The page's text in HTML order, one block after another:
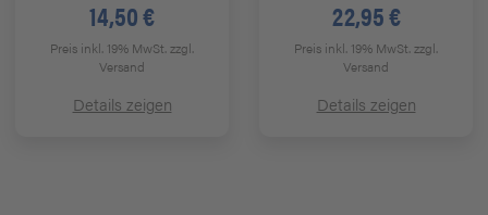
14,50 €
Preis inkl. 19% MwSt.zzgl.
Versand
Details zeigen
22,95 €
Preis inkl. 19% MwSt.zzgl.
Versand
Details zeigen